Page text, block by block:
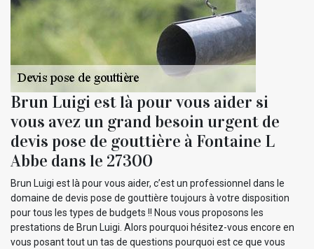
Brun Luigi est là pour vous aider si
vous avez un grand besoin urgent de
devis pose de gouttière à Fontaine L
Abbe dans le 27300
Brun Luigi est là pour vous aider, c’est un professionnel dans le
domaine de devis pose de gouttière toujours à votre disposition
pour tous les types de budgets !! Nous vous proposons les
prestations de Brun Luigi. Alors pourquoi hésitez-vous encore en
vous posant tout un tas de questions pourquoi est ce que vous